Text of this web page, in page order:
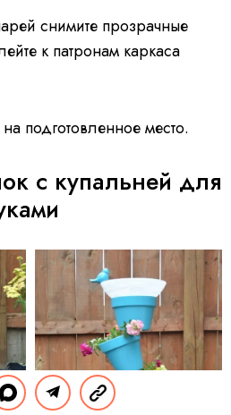
снимите прозрачные
к патронам каркаса
подготовленное место.
с купальней для
homestoriesatoz